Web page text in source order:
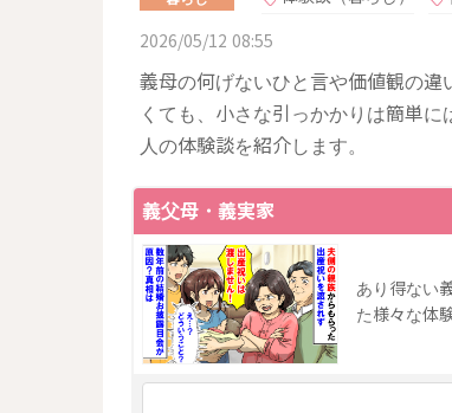
2026/05/12 08:55
義母の何げないひと言や価値観の
くても、小さな引っかかりは簡単
人の体験談を紹介します。
義父母・義実家
あり得ない
た様々な体